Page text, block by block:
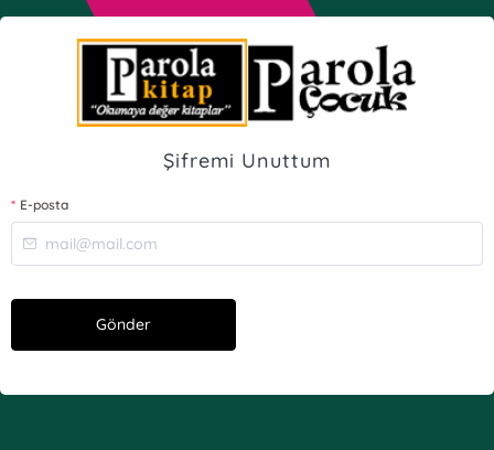
Şifremi Unuttum
E-posta
Gönder